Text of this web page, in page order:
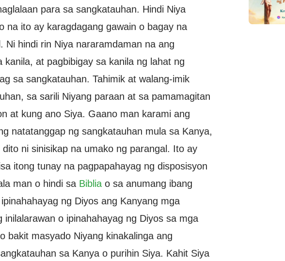
para sa sangkatauhan. Hindi Niya
na ito ay karagdagang gawain o bagay na
Ni hindi rin Niya nararamdaman na ang
at pagbibigay sa kanila ng lahat ng
sa sangkatauhan. Tahimik at walang-imik
sa sarili Niyang paraan at sa pamamagitan
at kung ano Siya. Gaano man karami ang
natatanggap ng sangkatauhan mula sa Kanya,
ni sinisikap na umako ng parangal. Ito ay
itong tunay na pagpapahayag ng disposisyon
man o hindi sa Biblia o sa anumang ibang
ng Diyos ang Kanyang mga
o ipinahahayag ng Diyos sa mga
bakit masyado Niyang kinakalinga ang
sa Kanya o purihin Siya. Kahit Siya